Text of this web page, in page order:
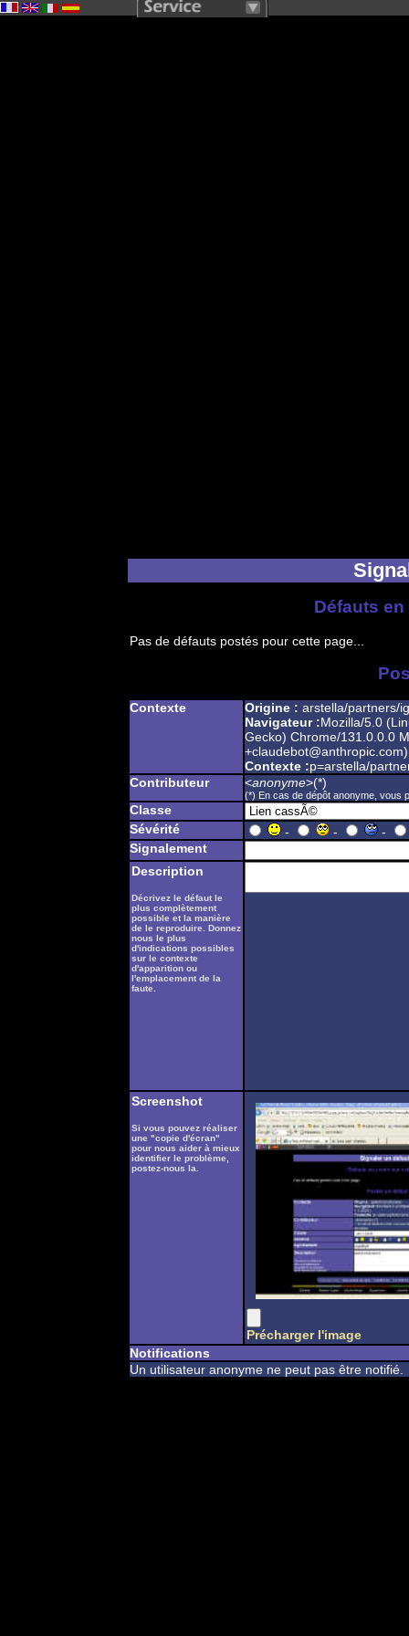
Défauts
Pas de défauts postés pour cette page...
Contexte Origine : arstella/partners/
Navigateur :Mozilla/5.0
Gecko) Chrome/131.0.0.0
+claudebot@anthropic.com)
Contexte :p=arstella/
Contributeur
<anonyme>(*)
(*) En cas de dépôt anonyme, vous
Classe
Sévérité
- -
-
Signalement
Description
Décrivez le défaut le
plus complètement
possible et la manière
de le reproduire. Donnez
nous le plus
d'indications possibles
sur le contexte
d'apparition ou
l'emplacement de la
faute.
Screenshot
Si vous pouvez réaliser
une "copie d'écran"
pour nous aider à mieux
identifier le problème,
postez-nous la.
Précharger l'image
Notifications
Un utilisateur anonyme ne peut pas être notifié.